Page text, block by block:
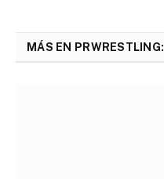
MÁS EN PRWRESTLING: